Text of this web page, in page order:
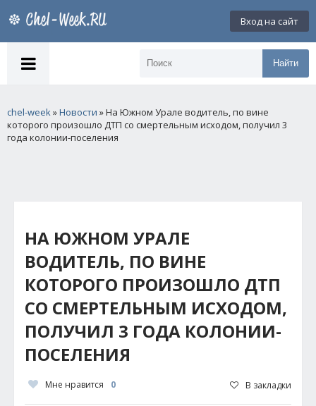
Вход на сайт
Найти
chel-week»Новости » На Южном Урале водитель, по вине
которого произошло ДТП со смертельным исходом, получил 3
года колонии-поселения
НА ЮЖНОМ УРАЛЕ
ВОДИТЕЛЬ, ПО ВИНЕ
КОТОРОГО ПРОИЗОШЛО ДТП
СО СМЕРТЕЛЬНЫМ ИСХОДОМ,
ПОЛУЧИЛ 3 ГОДА КОЛОНИИ-
ПОСЕЛЕНИЯ
Мне нравится 0 В закладки